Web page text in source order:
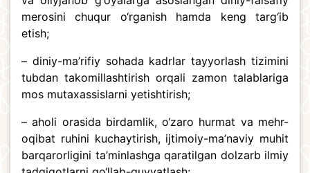
merosini chuqur o‘rganish hamda keng targ‘ib
etish;
– diniy-ma’rifiy sohada kadrlar tayyorlash tizimini
tubdan takomillashtirish orqali zamon talablariga
mos mutaxassislarni yetishtirish;
– aholi orasida birdamlik, o‘zaro hurmat va mehr-
oqibat ruhini kuchaytirish, ijtimoiy-ma’naviy muhit
barqarorligini ta’minlashga qaratilgan dolzarb ilmiy